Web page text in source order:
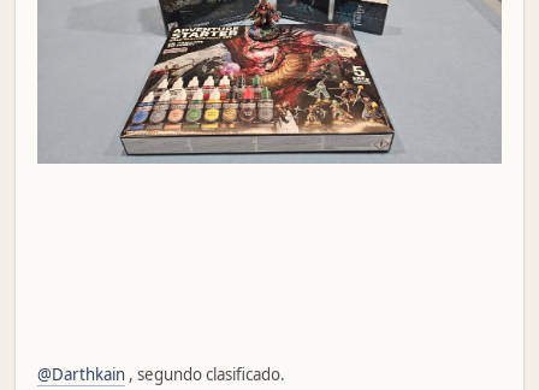
@Darthkain , segundo clasificado.